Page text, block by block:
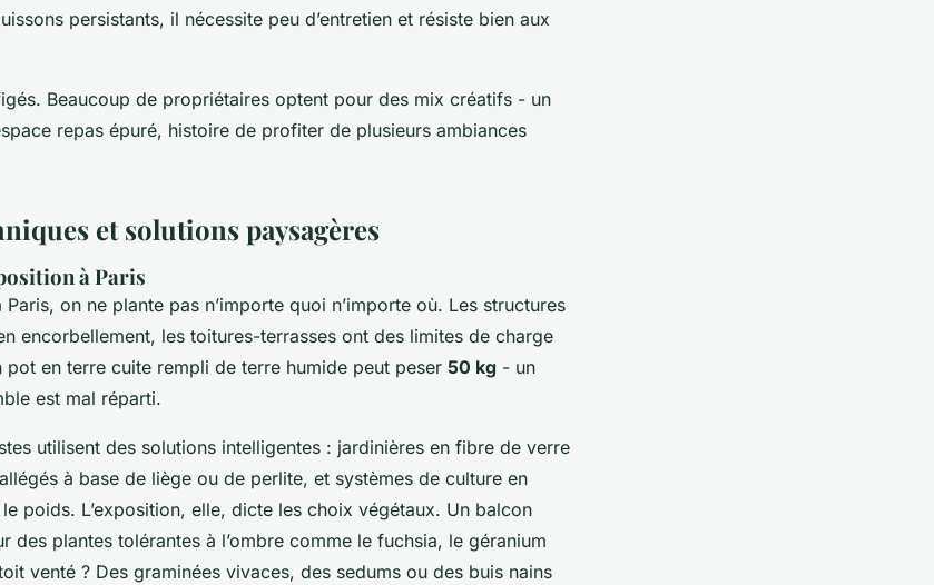
persistants, il nécessite peu d’entretien et résiste bien aux
Beaucoup de propriétaires optent pour des mix créatifs - un
repas épuré, histoire de profiter de plusieurs ambiances
et solutions paysagères
à Paris
Paris, on ne plante pas n’importe quoi n’importe où. Les structures
encorbellement, les toitures-terrasses ont des limites de charge
pot en terre cuite rempli de terre humide peut peser 50 kg - un
est mal réparti.
utilisent des solutions intelligentes : jardinières en fibre de verre
à base de liège ou de perlite, et systèmes de culture en
poids. L’exposition, elle, dicte les choix végétaux. Un balcon
des plantes tolérantes à l’ombre comme le fuchsia, le géranium
venté ? Des graminées vivaces, des sedums ou des buis nains